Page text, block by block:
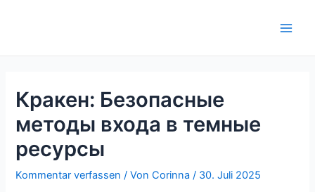
Кракен: Безопасные
методы входа в темные
ресурсы
Kommentar verfassen / VonCorinna/ 30. Juli 2025